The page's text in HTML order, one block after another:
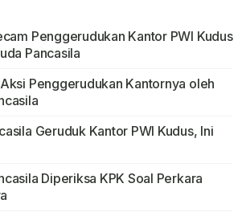
Penggerudukan Kantor PWI Kudus
Pancasila
Penggerudukan Kantornya oleh
Geruduk Kantor PWI Kudus, Ini
Diperiksa KPK Soal Perkara